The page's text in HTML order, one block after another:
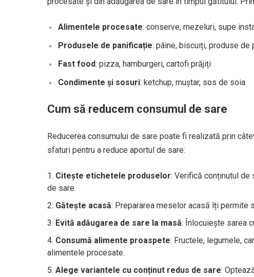
Alimentele procesate: conserve, mezeluri, supe
Produsele de panificație: pâine, biscuiți, produse de
Fast food: pizza, hamburgeri, cartofi prăjiți
Condimente și sosuri: ketchup, muștar, sos de soia
Cum să reducem consumul de sare
Reducerea consumului de sare poate fi realizată prin
sfaturi pentru a reduce aportul de sare:
Citește etichetele produselor: Verifică conținutul de
de sare.
Gătește acasă: Prepararea meselor acasă îți permite
Evită adăugarea de sare la masă: Înlocuiește sarea
Consumă alimente proaspete: Fructele, legumele,
alimentele procesate.
Alege variantele cu conținut redus de sare: